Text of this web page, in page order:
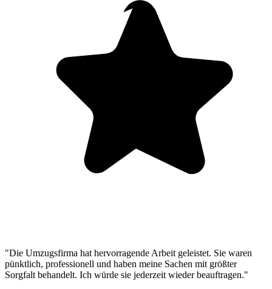
"Die Umzugsfirma hat hervorragende Arbeit geleistet. Sie waren
pünktlich, professionell und haben meine Sachen mit größter
Sorgfalt behandelt. Ich würde sie jederzeit wieder beauftragen."